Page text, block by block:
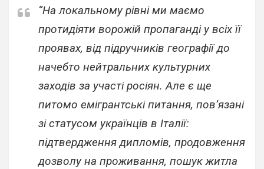
“На локальному рівні ми маємо
протидіяти ворожій пропаганді у всіх її
проявах, від підручників географії до
начебто нейтральних культурних
заходів за участі росіян. Але є ще
питомо емігрантські питання, пов’язані
зі статусом українців в Італії:
підтвердження дипломів, продовження
дозволу на проживання, пошук житла